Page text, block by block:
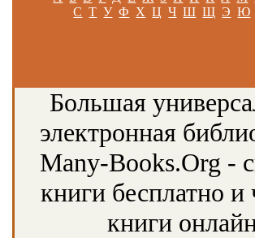
С Т У Ф Х Ц Ч Ш Щ Э Ю
Большая
электронная
Many-Books.Org -
книги бесплатно и
книги